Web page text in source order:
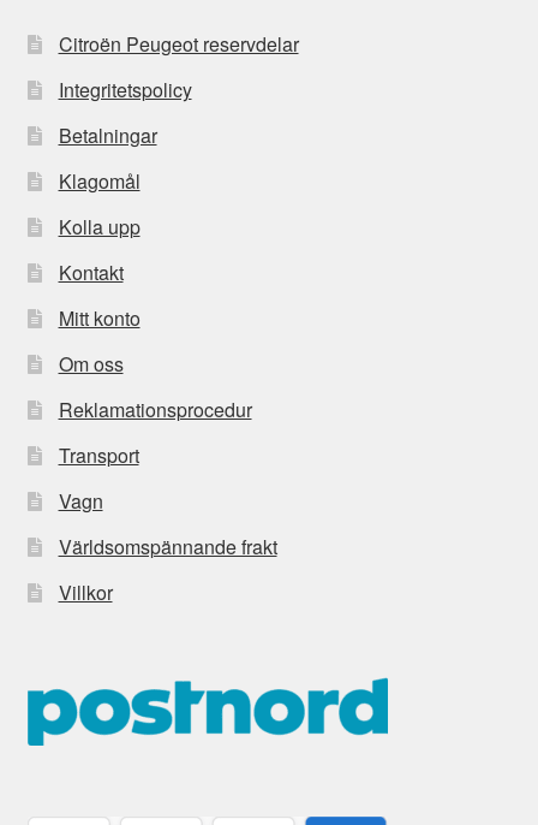
Citroën Peugeot reservdelar
Integritetspolicy
Betalningar
Klagomål
Kolla upp
Kontakt
Mitt konto
Om oss
Reklamationsprocedur
Transport
Vagn
Världsomspännande frakt
Villkor